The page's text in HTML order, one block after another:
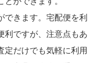
できます。宅配便を利
利ですが、注意点もあ
定だけでも気軽に利用